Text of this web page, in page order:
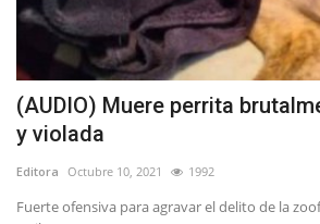
(AUDIO) Muere perrita
y violada
Editora Octubre 10, 2021 1992
Fuerte ofensiva para agravar el delito de la